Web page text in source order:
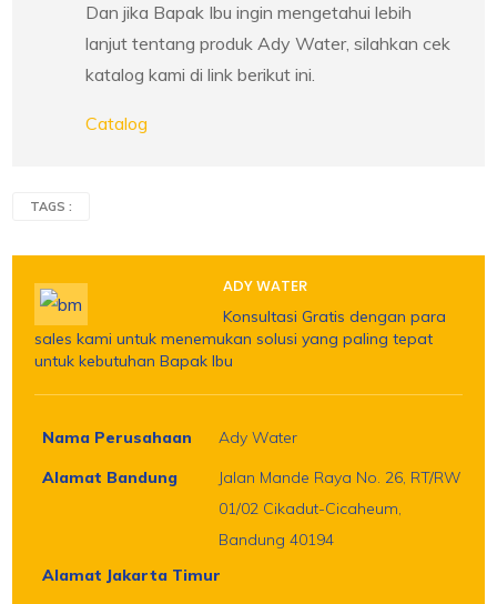
Dan jika Bapak Ibu ingin mengetahui lebih
lanjut tentang produk Ady Water, silahkan cek
katalog kami di link berikut ini.
Catalog
TAGS :
ADY WATER
Konsultasi Gratis dengan para
sales kami untuk menemukan solusi yang paling tepat
untuk kebutuhan Bapak Ibu
Nama Perusahaan
Ady Water
Alamat Bandung
Jalan Mande Raya No. 26, RT/RW
01/02 Cikadut-Cicaheum,
Bandung 40194
Alamat Jakarta Timur